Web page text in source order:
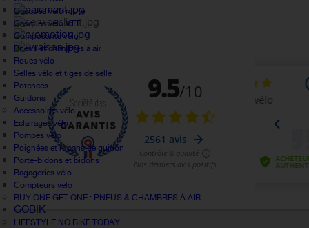
Casques vélo route
Casques vélo VTT
Composants vélo
Pneus et chambres à air
Roues vélo
Selles vélo et tiges de selle
Potences
Guidons
Accessoires vélo
Eclairages vélo
Pompes vélo
Poignées et rubans de guidon
Porte-bidons et bidons
Bagageries vélo
Compteurs velo
BUY ONE GET ONE : PNEUS & CHAMBRES À AIR
GOBIK
LIFESTYLE NO BIKE TODAY